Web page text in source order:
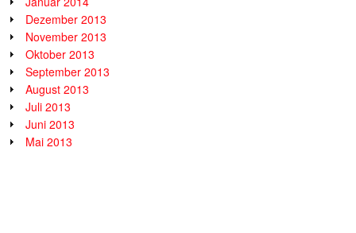
Dezember 2013
November 2013
Oktober 2013
September 2013
August 2013
Juli 2013
Juni 2013
Mai 2013